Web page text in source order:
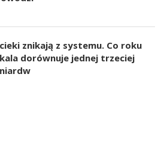
znikają z systemu. Co roku
dorównuje jednej trzeciej